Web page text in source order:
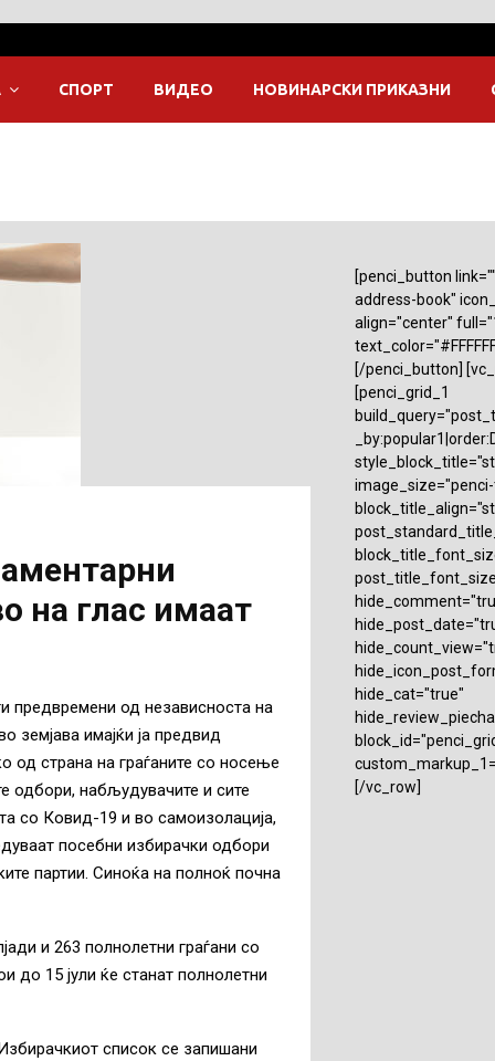
СПОРТ ВИДЕО НОВИНАРСКИ ПРИКАЗНИ
на глас имаат
предвремени од независноста на
земјава имајќи ја предвид
од страна на граѓаните со носење
одбори, набљудувачите и сите
со Ковид-19 и во самоизолација,
посебни избирачки одбори
партии. Синоќа на полноќ почна
и 263 полнолетни граѓани со
до 15 јули ќе станат полнолетни
список се запишани
[penci_button
address-book"
align="center"
[/penci_button]
[penci_grid_1
hide_cat="true"
[/vc_row]